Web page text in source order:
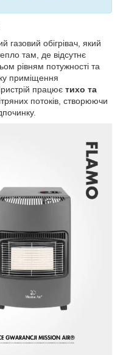
газовий обігрівач, який
там, де відсутнє
рівням потужності та
приміщення
працює тихо та
потоків, створюючи